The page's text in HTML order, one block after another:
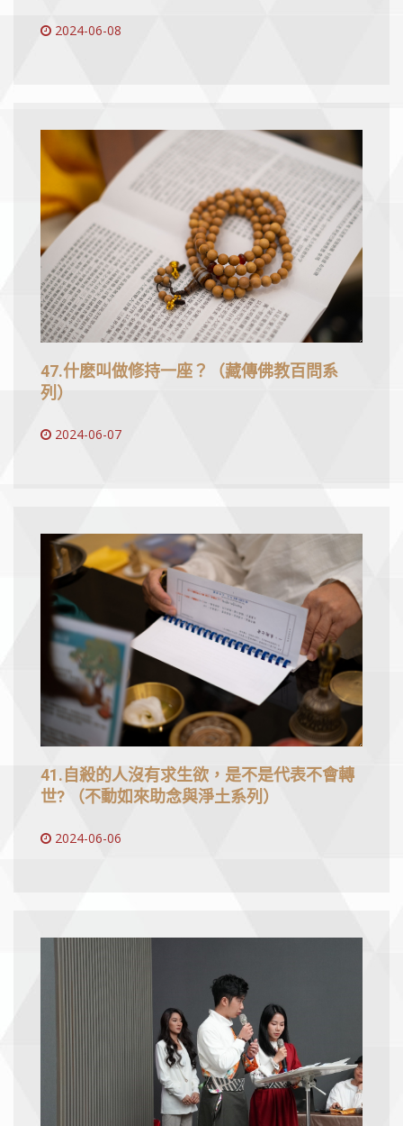
2024-06-08
47.什麽叫做修持一座？（藏傳佛教百問系
列）
2024-06-07
41.自殺的人沒有求生欲，是不是代表不會轉
世? （不動如來助念與淨土系列）
2024-06-06